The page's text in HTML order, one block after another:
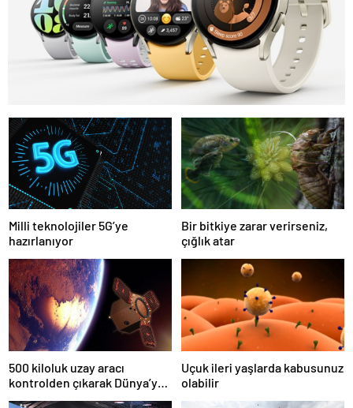
Milli teknolojiler 5G’ye
hazırlanıyor
Bir bitkiye zarar verirseniz,
çığlık atar
500 kiloluk uzay aracı
kontrolden çıkarak Dünya’ya
Uçuk ileri yaşlarda kabusunuz
olabilir